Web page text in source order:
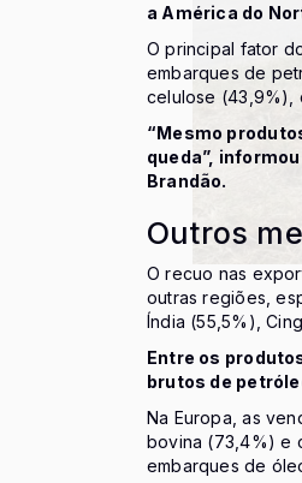
a América do
O principal fator
embarques de
celulose (43,9%),
“Mesmo
queda”,
Brandão.
Outros
O recuo nas
outras regiões,
Índia (55,5%),
Entre os
brutos de
Na Europa, as
bovina (73,4%) e
embarques de